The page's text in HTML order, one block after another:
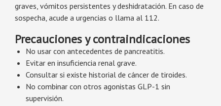
graves, vómitos persistentes y deshidratación. En caso de
sospecha, acude a urgencias o llama al 112.
Precauciones y contraindicaciones
No usar con antecedentes de pancreatitis.
Evitar en insuficiencia renal grave.
Consultar si existe historial de cáncer de tiroides.
No combinar con otros agonistas GLP-1 sin
supervisión.